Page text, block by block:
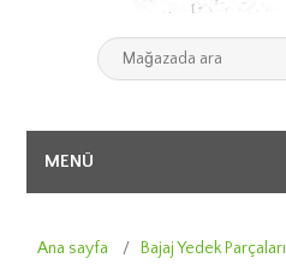
MENÜ
Ana sayfa / Bajaj Yedek Parçaları